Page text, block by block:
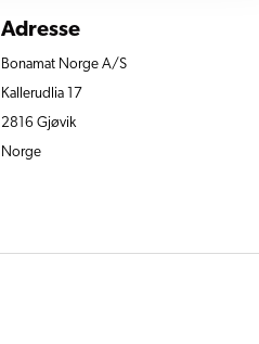
Adresse
Bonamat Norge A/S
Kallerudlia 17
2816 Gjøvik
Norge